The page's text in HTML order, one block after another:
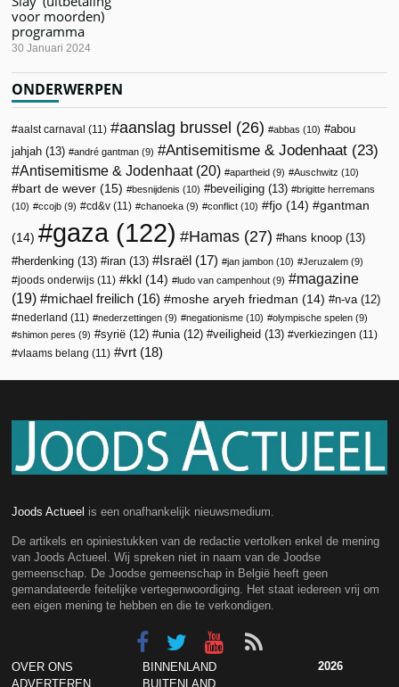
voor moorden)
programma
30 Januari 2024
ONDERWERPEN
aalst carnaval (11) aanslag brussel (26) abbas (10)
abou
jahjah (13) andré gantman (9) Antisemitisme & Jodenhaat (23)
Antisemitisme & Jodenhaat(20) apartheid (9) Auschwitz (10)
bart de wever (15) besnijdenis (10) beveiliging (13)
brigitte herremans
(10)
ccojb (9) cd&v (11) chanoeka (9) conflict (10) fjo (14) gantman
(14) gaza(122) Hamas (27) hans knoop (13)
herdenking (13) iran (13) Israël (17) jan jambon (10) Jeruzalem (9)
joods onderwijs (11) kkl (14) ludo van campenhout (9)
magazine
(19)
michael freilich (16) moshe aryeh friedman (14) n-va(12)
nederland (11) nederzettingen (9) negationisme (10) olympische spelen (9)
shimon peres (9) syrië (12) unia(12) veiligheid (13) verkiezingen (11)
vlaams belang (11) vrt (18)
Joods Actueel is een onafhankelijk nieuwsmedium.
De artikels en opiniestukken van de redactie vertolken enkel de mening
van Joods Actueel. Wij spreken niet in naam van de Joodse
gemeenschap. De Joodse gemeenschap in België heeft geen
gemandateerde feitelijke vertegenwoordiging. Het staat iedereen vrij om
een eigen mening te hebben en die te verkondigen.
OVER ONS
ADVERTEREN
BINNENLAND
BUITENLAND
2026